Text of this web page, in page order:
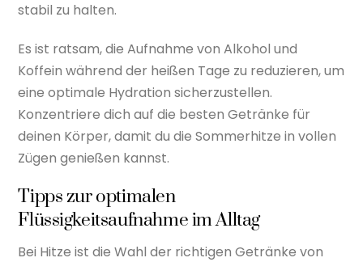
stabil zu halten.
Es ist ratsam, die Aufnahme von Alkohol und
Koffein während der heißen Tage zu reduzieren, um
eine optimale Hydration sicherzustellen.
Konzentriere dich auf die besten Getränke für
deinen Körper, damit du die Sommerhitze in vollen
Zügen genießen kannst.
Tipps zur optimalen
Flüssigkeitsaufnahme im Alltag
Bei Hitze ist die Wahl der richtigen Getränke von